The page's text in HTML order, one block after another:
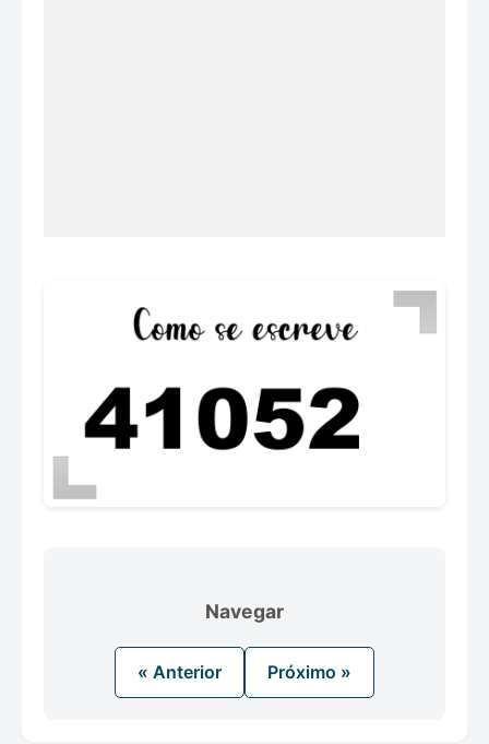
Navegar
« Anterior Próximo »